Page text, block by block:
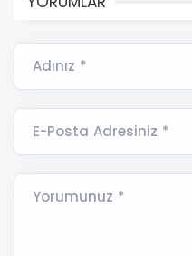
Adınız *
E-Posta Adresiniz *
Yorumunuz *